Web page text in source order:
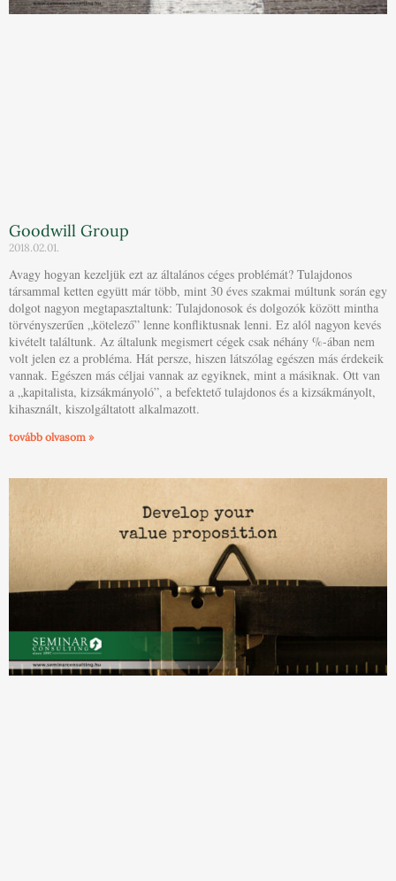
Goodwill Group
2018.02.01.
Avagy hogyan kezeljük ezt az általános céges problémát? Tulajdonos
társammal ketten együtt már több, mint 30 éves szakmai múltunk során egy
dolgot nagyon megtapasztaltunk: Tulajdonosok és dolgozók között mintha
törvényszerűen „kötelező” lenne konfliktusnak lenni. Ez alól nagyon kevés
kivételt találtunk. Az általunk megismert cégek csak néhány %-ában nem
volt jelen ez a probléma. Hát persze, hiszen látszólag egészen más érdekeik
vannak. Egészen más céljai vannak az egyiknek, mint a másiknak. Ott van
a „kapitalista, kizsákmányoló”, a befektető tulajdonos és a kizsákmányolt,
kihasznált, kiszolgáltatott alkalmazott.
tovább olvasom »